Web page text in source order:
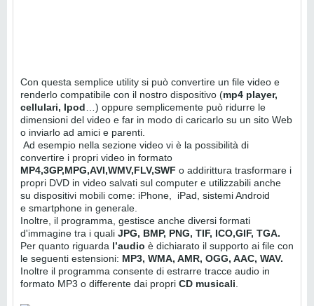
Con questa semplice utility si può convertire un file video e
renderlo compatibile con il nostro dispositivo (mp4 player,
cellulari, Ipod …) oppure semplicemente può ridurre le
dimensioni del video e far in modo di caricarlo su un sito Web
o inviarlo ad amici e parenti.
Ad esempio nella sezione video vi è la possibilità di
convertire i propri video in formato
MP4,3GP,MPG,AVI,WMV,FLV,SWF o addirittura trasformare i
propri DVD in video salvati sul computer e utilizzabili anche
su dispositivi mobili come: iPhone, iPad, sistemi Android
e smartphone in generale.
Inoltre, il programma, gestisce anche diversi formati
d'immagine tra i quali JPG, BMP, PNG, TIF, ICO,GIF, TGA.
Per quanto riguarda l’audio è dichiarato il supporto ai file con
le seguenti estensioni: MP3, WMA, AMR, OGG, AAC, WAV.
Inoltre il programma consente di estrarre tracce audio in
formato MP3 o differente dai propri CD musicali